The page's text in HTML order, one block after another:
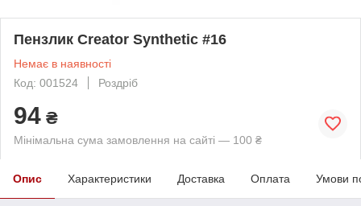
Пензлик Creator Synthetic #16
Немає в наявності
Код: 001524
Роздріб
94 ₴
Мінімальна сума замовлення на сайті — 100 ₴
Опис Характеристики Доставка Оплата Умови